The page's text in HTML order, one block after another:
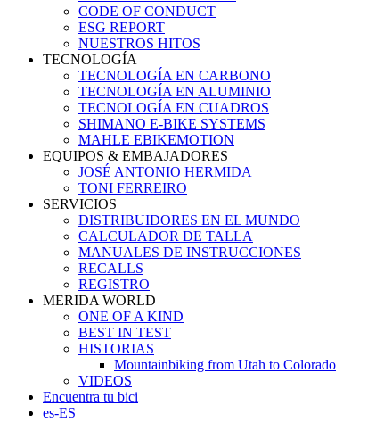
CODE OF CONDUCT
ESG REPORT
NUESTROS HITOS
TECNOLOGÍA
TECNOLOGÍA EN CARBONO
TECNOLOGÍA EN ALUMINIO
TECNOLOGÍA EN CUADROS
SHIMANO E-BIKE SYSTEMS
MAHLE EBIKEMOTION
EQUIPOS & EMBAJADORES
JOSÉ ANTONIO HERMIDA
TONI FERREIRO
SERVICIOS
DISTRIBUIDORES EN EL MUNDO
CALCULADOR DE TALLA
MANUALES DE INSTRUCCIONES
RECALLS
REGISTRO
MERIDA WORLD
ONE OF A KIND
BEST IN TEST
HISTORIAS
Mountainbiking from Utah to Colorado
VIDEOS
Encuentra tu bici
es-ES